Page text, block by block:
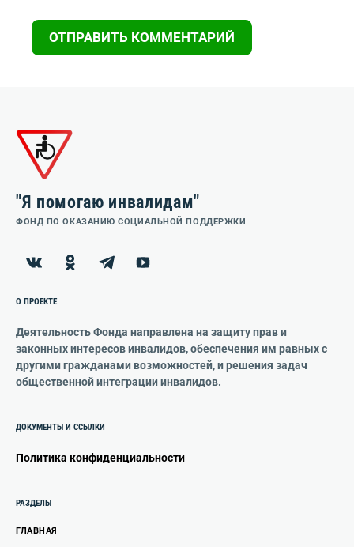
"Я помогаю инвалидам"
ФОНД ПО ОКАЗАНИЮ СОЦИАЛЬНОЙ ПОДДЕРЖКИ
О ПРОЕКТЕ
Деятельность Фонда направлена на защиту прав и
законных интересов инвалидов, обеспечения им равных с
другими гражданами возможностей, и решения задач
общественной интеграции инвалидов.
РАЗДЕЛЫ
ГЛАВНАЯ
ДОКУМЕНТЫ И ССЫЛКИ
Политика конфиденциальности